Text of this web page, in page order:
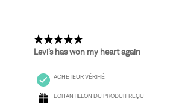
5 étoile(s) sur 5.
Levi’s has won my heart again
ACHETEUR VÉRIFIÉ
ÉCHANTILLON DU PRODUIT REÇU